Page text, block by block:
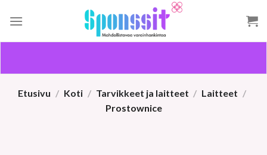
Etusivu / Koti / Tarvikkeet ja laitteet / Laitteet /
Prostownice